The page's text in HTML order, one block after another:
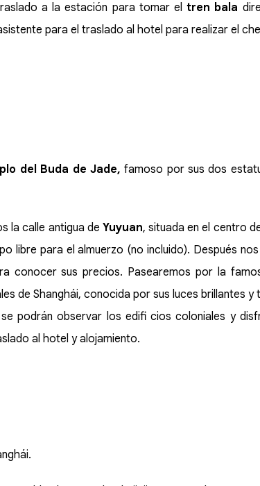
a la estación para tomar eltren bala
para el traslado al hotel para realizar el
del Buda de Jade,famoso por sus dos
la calle antigua de Yuyuan, situada en el centro
libre para el almuerzo (no incluido). Después
conocer sus precios. Pasearemos por la
de Shanghái, conocida por sus luces brillantes y
podrán observar los edifi cios coloniales y
al hotel y alojamiento.